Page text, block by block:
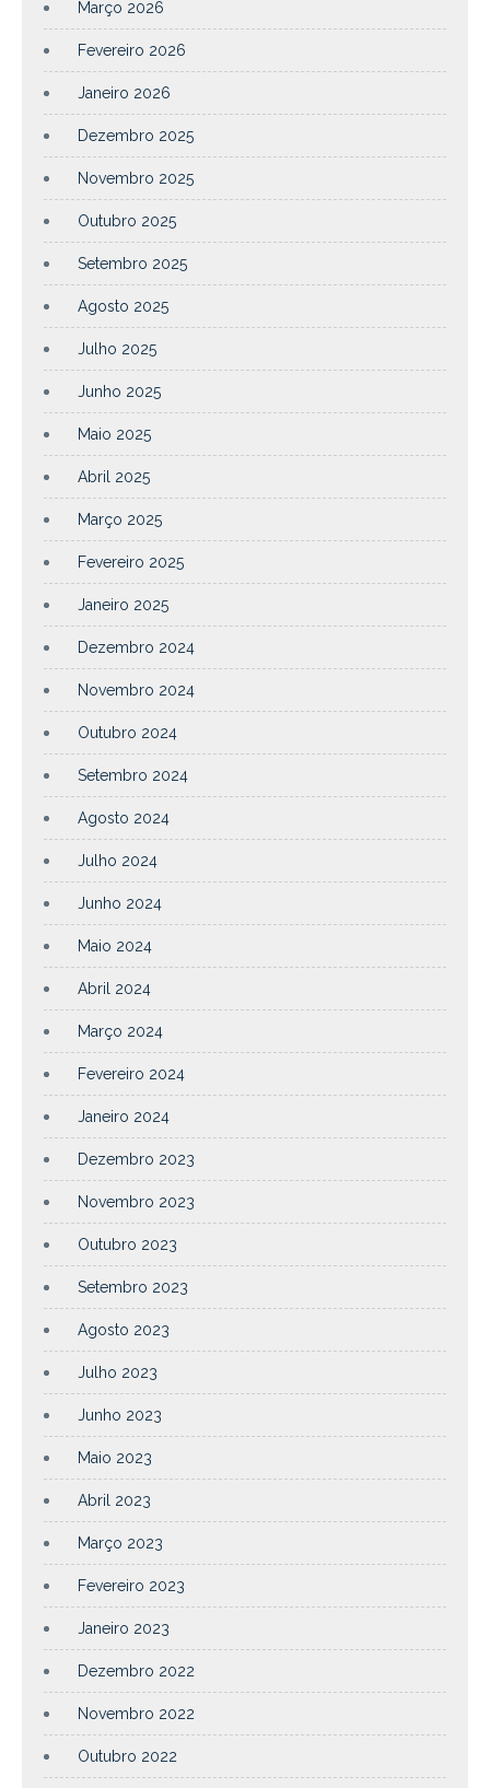
Março 2026
Fevereiro 2026
Janeiro 2026
Dezembro 2025
Novembro 2025
Outubro 2025
Setembro 2025
Agosto 2025
Julho 2025
Junho 2025
Maio 2025
Abril 2025
Março 2025
Fevereiro 2025
Janeiro 2025
Dezembro 2024
Novembro 2024
Outubro 2024
Setembro 2024
Agosto 2024
Julho 2024
Junho 2024
Maio 2024
Abril 2024
Março 2024
Fevereiro 2024
Janeiro 2024
Dezembro 2023
Novembro 2023
Outubro 2023
Setembro 2023
Agosto 2023
Julho 2023
Junho 2023
Maio 2023
Abril 2023
Março 2023
Fevereiro 2023
Janeiro 2023
Dezembro 2022
Novembro 2022
Outubro 2022